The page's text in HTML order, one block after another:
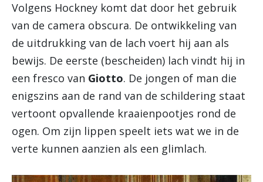
Volgens Hockney komt dat door het gebruik
van de camera obscura. De ontwikkeling van
de uitdrukking van de lach voert hij aan als
bewijs. De eerste (bescheiden) lach vindt hij in
een fresco van Giotto. De jongen of man die
enigszins aan de rand van de schildering staat
vertoont opvallende kraaienpootjes rond de
ogen. Om zijn lippen speelt iets wat we in de
verte kunnen aanzien als een glimlach.